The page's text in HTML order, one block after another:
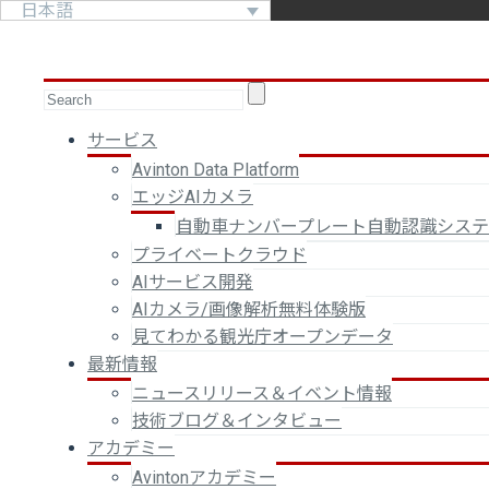
日本語
サービス
Avinton Data Platform
エッジAIカメラ
自動車ナンバープレート自動認識シス
プライベートクラウド
AIサービス開発
AIカメラ/画像解析無料体験版
見てわかる観光庁オープンデータ
最新情報
ニュースリリース＆イベント情報
技術ブログ＆インタビュー
アカデミー
Avintonアカデミー